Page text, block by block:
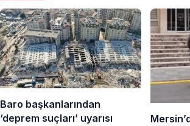
Baro başkanlarından
‘deprem suçları’ uyarısı